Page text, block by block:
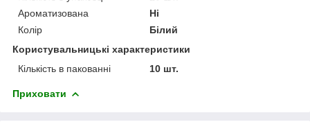
Ароматизована
Ні
Колір
Білий
Користувальницькі характеристики
Кількість в пакованні
10 шт.
Приховати